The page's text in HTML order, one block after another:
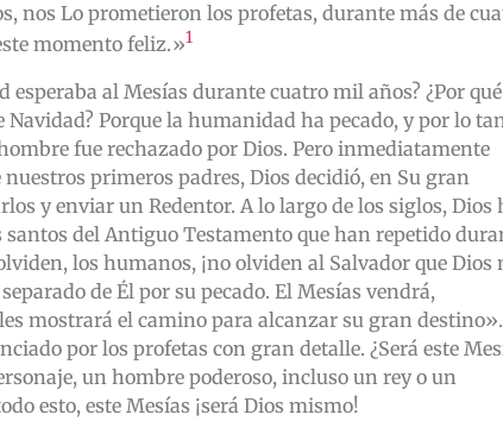
nos Lo prometieron los profetas, durante más de
momento feliz.»1
esperaba al Mesías durante cuatro mil años? ¿Por qué
Navidad? Porque la humanidad ha pecado, y por lo
fue rechazado por Dios. Pero inmediatamente
nuestros primeros padres, Dios decidió, en Su gran
y enviar un Redentor. A lo largo de los siglos, Dios
santos del Antiguo Testamento que han repetido
los humanos, ¡no olviden al Salvador que Dios
de Él por su pecado. El Mesías vendrá,
mostrará el camino para alcanzar su gran destino».
por los profetas con gran detalle. ¿Será este
un hombre poderoso, incluso un rey o un
esto, este Mesías ¡será Dios mismo!